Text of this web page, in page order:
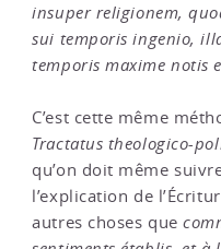
insuper religionem,
sui temporis ingenio,
temporis maxime notis
C’est cette même
Tractatus theologico-
qu’on doit même
l’explication de
autres choses que